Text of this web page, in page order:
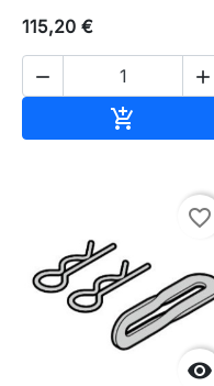
115,20 €
 


favorite_border